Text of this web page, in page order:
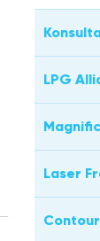
LPG
Laser